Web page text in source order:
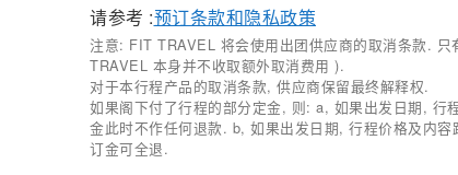
请参考 :预订条款和隐私政策
注意: FIT TRAVEL 将会使用出团供应商的取消条款.
TRAVEL 本身并不收取额外取消费用 ).
对于本行程产品的取消条款, 供应商保留最终解释权.
如果阁下付了行程的部分定金, 则: a, 如果出发日期, 行
金此时不作任何退款. b, 如果出发日期, 行程价格及内
订金可全退.